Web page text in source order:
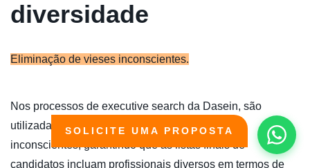
SOLICITE UMA PROPOSTA
diversidade
Eliminação de vieses inconscientes.
Nos processos de executive search da Dasein, são
utilizadas metodologias que eliminam vieses
inconscientes, garantindo que as listas finais de
candidatos incluam profissionais diversos em termos de